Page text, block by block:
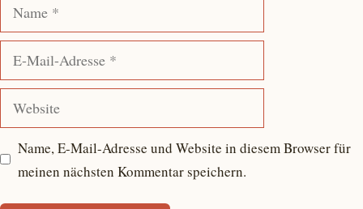
Name, E-Mail-Adresse und Website in diesem Browser für
meinen nächsten Kommentar speichern.